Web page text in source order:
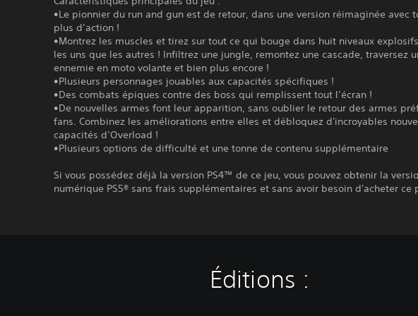
•Le pionnier du run and gun est de retour, dans une version réimaginée avec
plus d’action !
•Montrez les muscles et tirez sur tout ce qui bouge dans huit niveaux
les uns que les autres ! Infiltrez une jungle, remontez une cascade, traversez
ennemie en moto volante et bien plus encore !
•Plusieurs personnages jouables aux capacités spécifiques !
•Des combats épiques contre des boss qui remplissent tout l’écran !
•De nouvelles armes font leur apparition, sans oublier le retour des armes
fans. Combinez les améliorations entre elles et débloquez d'incroyables
capacités d’Overload !
•Plusieurs options de difficulté et une tonne de contenu supplémentaire
Si vous possédez déjà la version PS4™ de ce jeu, vous pouvez obtenir la
numérique PS5® sans frais supplémentaires et sans avoir besoin d'acheter ce
Éditions :